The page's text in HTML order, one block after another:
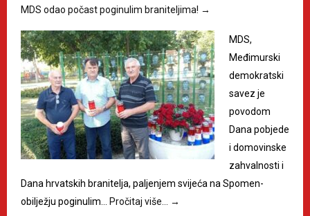
MDS odao počast poginulim braniteljima! →
MDS,
Međimurski
demokratski
savez je
povodom
Dana pobjede
i domovinske
zahvalnosti i
Dana hrvatskih branitelja, paljenjem svijeća na Spomen-
obilježju poginulim…
Pročitaj više… →